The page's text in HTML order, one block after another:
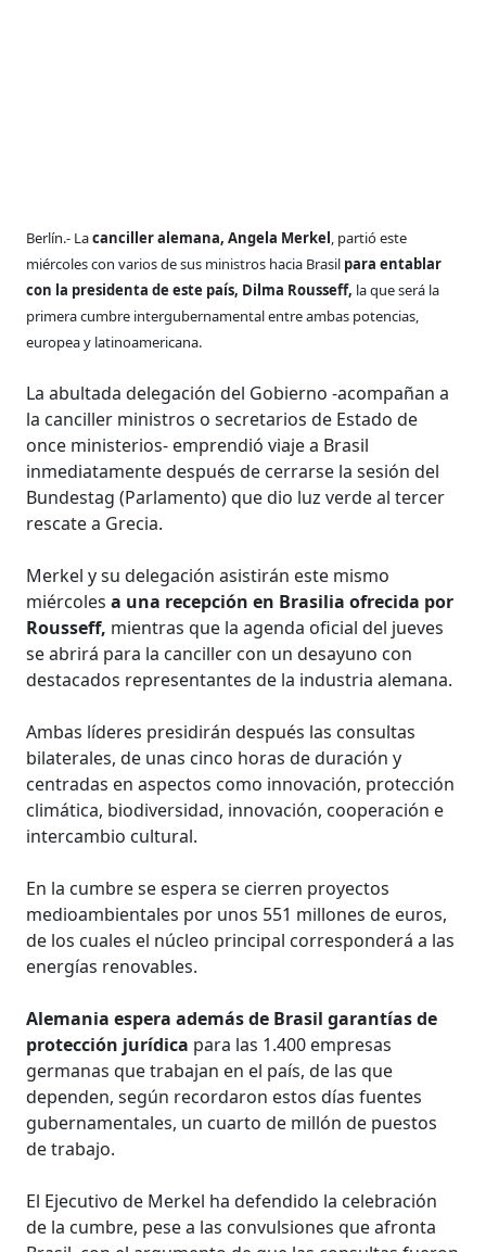
Berlín.- Lacanciller alemana, Angela Merkel, partió este
miércoles con varios de sus ministros hacia Brasil para entablar
con la presidenta de este país, Dilma Rousseff, la que será la
primera cumbre intergubernamental entre ambas potencias,
europea y latinoamericana.
La abultada delegación del Gobierno -acompañan a
la canciller ministros o secretarios de Estado de
once ministerios- emprendió viaje a Brasil
inmediatamente después de cerrarse la sesión del
Bundestag (Parlamento) que dio luz verde al tercer
rescate a Grecia.
Merkel y su delegación asistirán este mismo
miércolesa una recepción en Brasilia ofrecida por
Rousseff, mientras que la agenda oficial del jueves
se abrirá para la canciller con un desayuno con
destacados representantes de la industria alemana.
Ambas líderes presidirán después las consultas
bilaterales, de unas cinco horas de duración y
centradas en aspectos como innovación, protección
climática, biodiversidad, innovación, cooperación e
intercambio cultural.
En la cumbre se espera se cierren proyectos
medioambientales por unos 551 millones de euros,
de los cuales el núcleo principal corresponderá a las
energías renovables.
Alemania espera además de Brasil garantías de
protección jurídica para las 1.400 empresas
germanas que trabajan en el país, de las que
dependen, según recordaron estos días fuentes
gubernamentales, un cuarto de millón de puestos
de trabajo.
El Ejecutivo de Merkel ha defendido la celebración
de la cumbre, pese a las convulsiones que afronta